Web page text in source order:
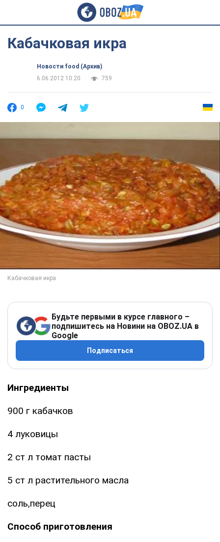
Кабачковая икра
Новости food (Архив)
6.06.2012 10:20
759
0
Будьте первыми в курсе главного –
подпишитесь на Новини на OBOZ.UA в
Google
Подписаться
Ингредиенты
900 г кабачков
4 луковицы
2 ст л томат пасты
5 ст л растительного масла
соль,перец
Способ приготовления